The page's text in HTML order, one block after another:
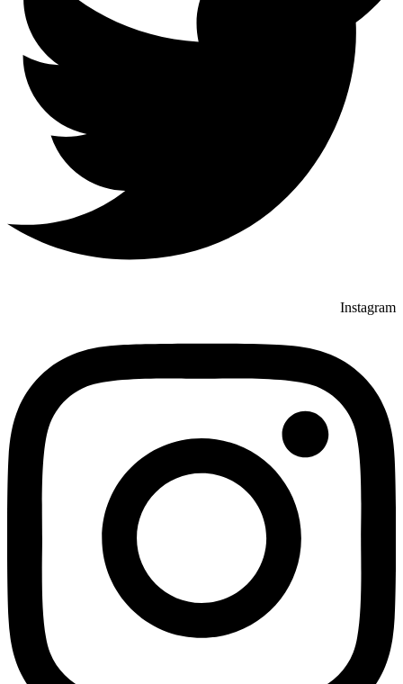
Instagram